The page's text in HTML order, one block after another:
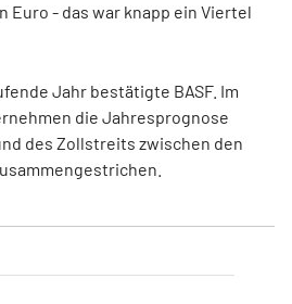
Euro - das war knapp ein Viertel
Jahr bestätigte BASF. Im
die Jahresprognose
des Zollstreits zwischen den